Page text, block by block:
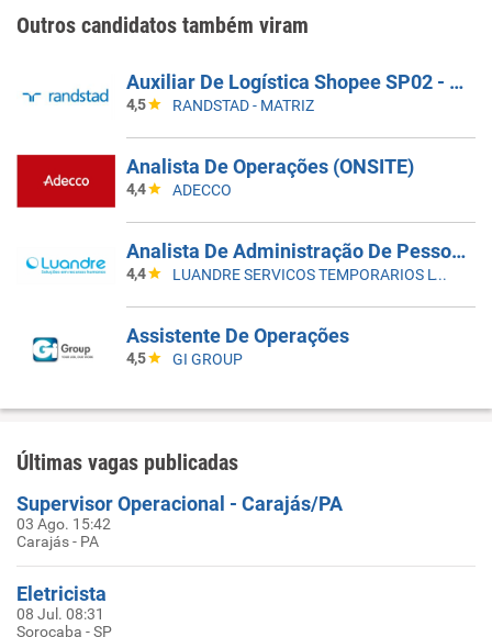
Outros candidatos também viram
Auxiliar De Logística Shopee SP02 - SEM EXPERIÊNCIA
4,5 RANDSTAD - MATRIZ
Analista De Operações (ONSITE)
4,4 ADECCO
Analista De Administração De Pessoal Jr - Guarulhos-SP
4,4 LUANDRE SERVICOS TEMPORARIOS LTDA. (C-I)
Assistente De Operações
4,5 GI GROUP
Últimas vagas publicadas
Supervisor Operacional - Carajás/PA
03 Ago. 15:42
Carajás - PA
Eletricista
08 Jul. 08:31
Sorocaba - SP